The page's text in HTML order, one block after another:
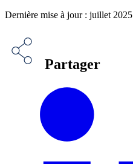
Dernière mise à jour : juillet 2025
Partager